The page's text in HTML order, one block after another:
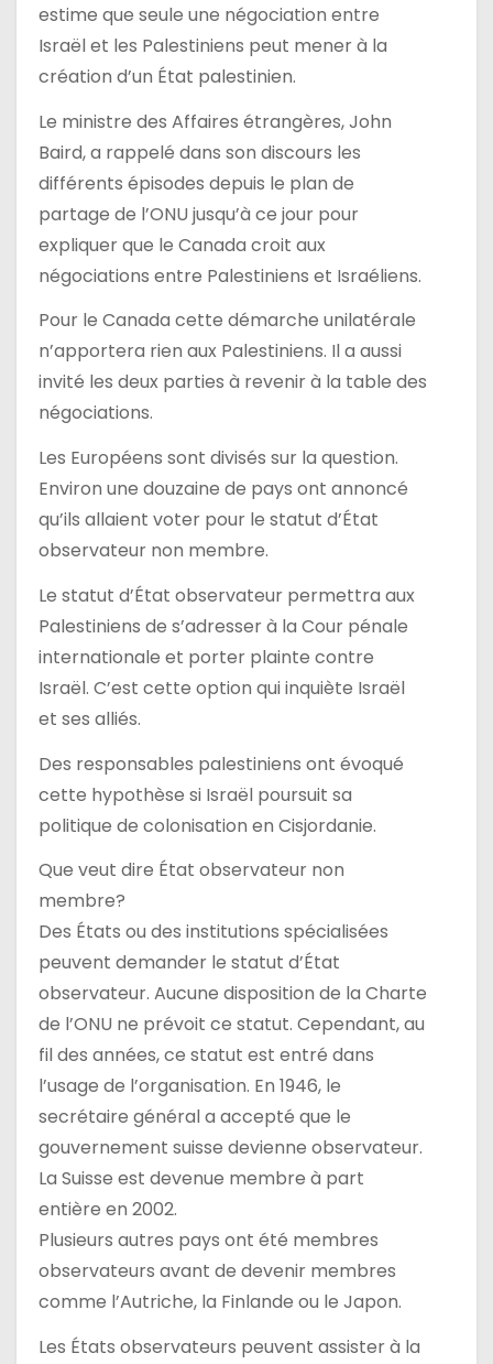
estime que seule une négociation entre
Israël et les Palestiniens peut mener à la
création d’un État palestinien.
Le ministre des Affaires étrangères, John
Baird, a rappelé dans son discours les
différents épisodes depuis le plan de
partage de l’ONU jusqu’à ce jour pour
expliquer que le Canada croit aux
négociations entre Palestiniens et Israéliens.
Pour le Canada cette démarche unilatérale
n’apportera rien aux Palestiniens. Il a aussi
invité les deux parties à revenir à la table des
négociations.
Les Européens sont divisés sur la question.
Environ une douzaine de pays ont annoncé
qu’ils allaient voter pour le statut d’État
observateur non membre.
Le statut d’État observateur permettra aux
Palestiniens de s’adresser à la Cour pénale
internationale et porter plainte contre
Israël. C’est cette option qui inquiète Israël
et ses alliés.
Des responsables palestiniens ont évoqué
cette hypothèse si Israël poursuit sa
politique de colonisation en Cisjordanie.
Que veut dire État observateur non
membre?
Des États ou des institutions spécialisées
peuvent demander le statut d’État
observateur. Aucune disposition de la Charte
de l’ONU ne prévoit ce statut. Cependant, au
fil des années, ce statut est entré dans
l’usage de l’organisation. En 1946, le
secrétaire général a accepté que le
gouvernement suisse devienne observateur.
La Suisse est devenue membre à part
entière en 2002.
Plusieurs autres pays ont été membres
observateurs avant de devenir membres
comme l’Autriche, la Finlande ou le Japon.
Les États observateurs peuvent assister à la